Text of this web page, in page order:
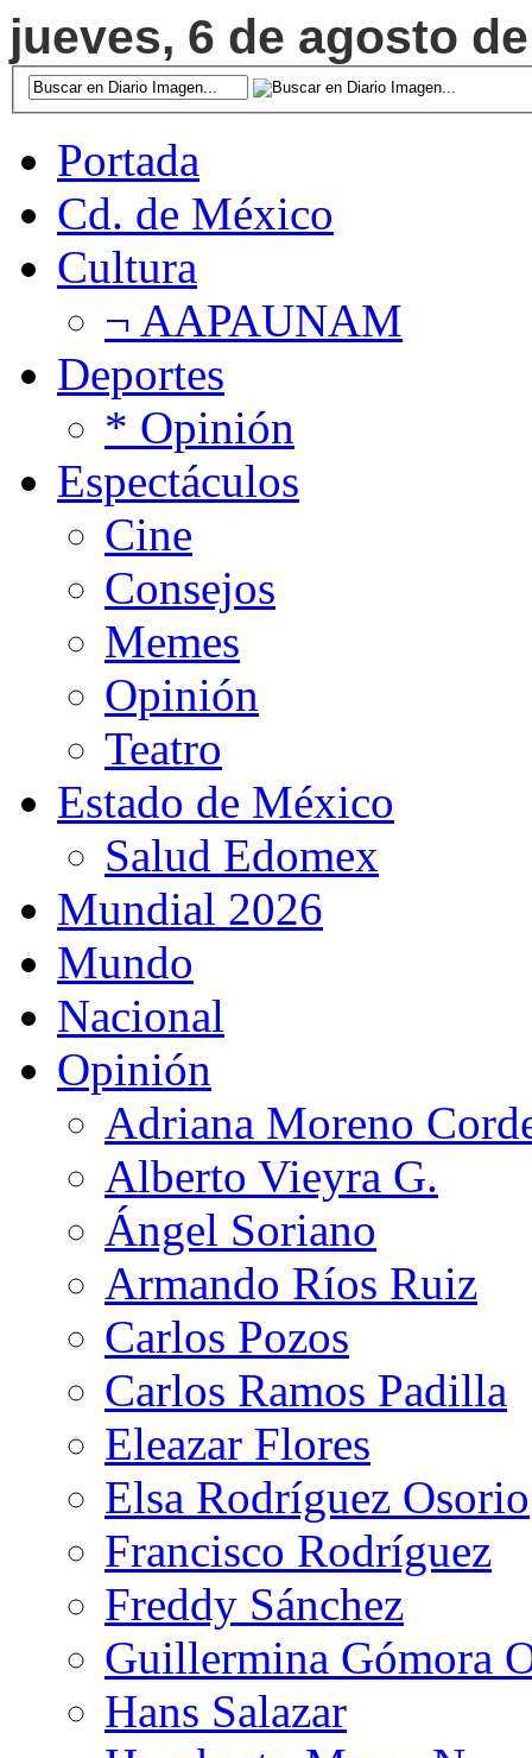
jueves, 6 de agosto
Portada
Cd. de México
Cultura
¬ AAPAUNAM
Deportes
* Opinión
Espectáculos
Cine
Consejos
Memes
Opinión
Teatro
Estado de México
Salud Edomex
Mundial 2026
Mundo
Nacional
Opinión
Adriana Moreno
Alberto Vieyra G.
Ángel Soriano
Armando Ríos Ruiz
Carlos Pozos
Carlos Ramos Padilla
Eleazar Flores
Elsa Rodríguez Osorio
Francisco Rodríguez
Freddy Sánchez
Guillermina Gómora
Hans Salazar